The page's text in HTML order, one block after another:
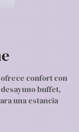
ofrece confort con
buffet,
una estancia